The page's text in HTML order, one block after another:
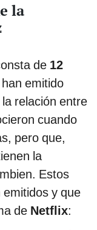
la
de 12
emitido
relación entre
cuando
pero que,
la
Estos
y que
de Netflix: